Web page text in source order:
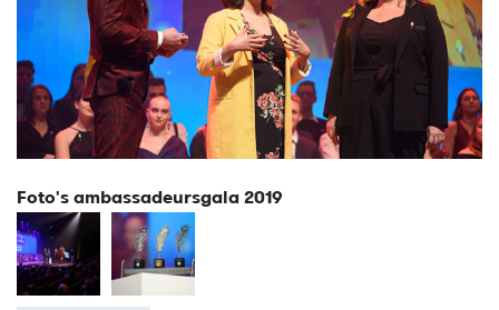
Foto's ambassadeursgala 2019